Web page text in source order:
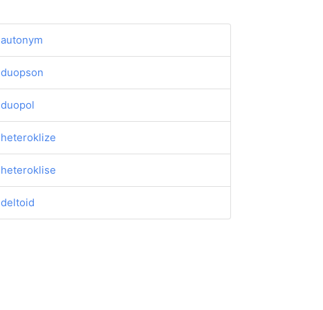
autonym
duopson
duopol
heteroklize
heteroklise
deltoid